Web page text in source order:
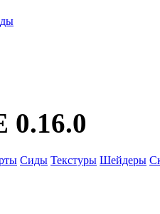
0.16.0
Сиды Текстуры Шейдеры